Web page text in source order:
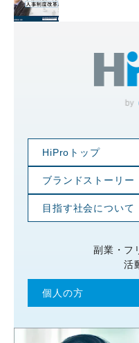
HiProトップ
ブランドストーリー
目指す社会について
副業・フ
活
個人の方